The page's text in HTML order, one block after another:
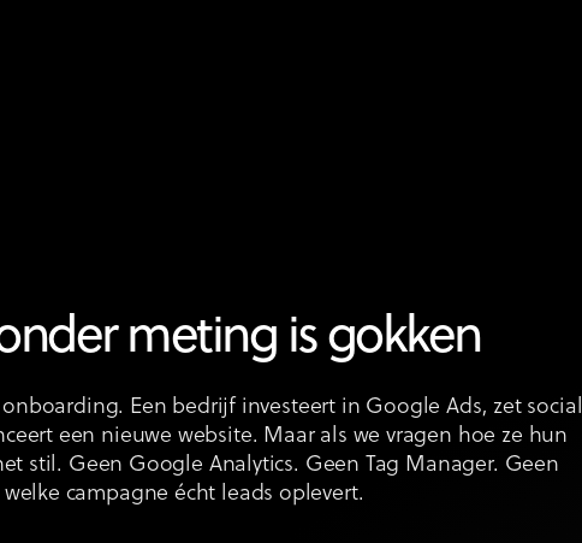
meting is gokken
Een bedrijf investeert in Google Ads, zet social
een nieuwe website. Maar als we vragen hoe ze hun
stil. Geen Google Analytics. Geen Tag Manager. Geen
campagne écht leads oplevert.